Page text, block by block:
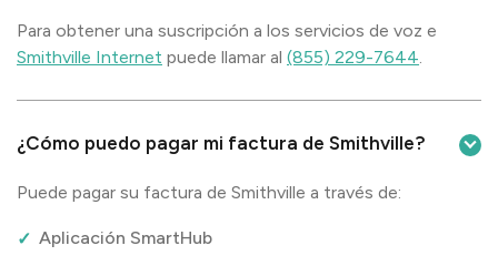
Para obtener una suscripción a los servicios de voz e
Smithville Internet puede llamar al (855) 229-7644.
¿Cómo puedo pagar mi factura de Smithville?
Puede pagar su factura de Smithville a través de:
Aplicación SmartHub